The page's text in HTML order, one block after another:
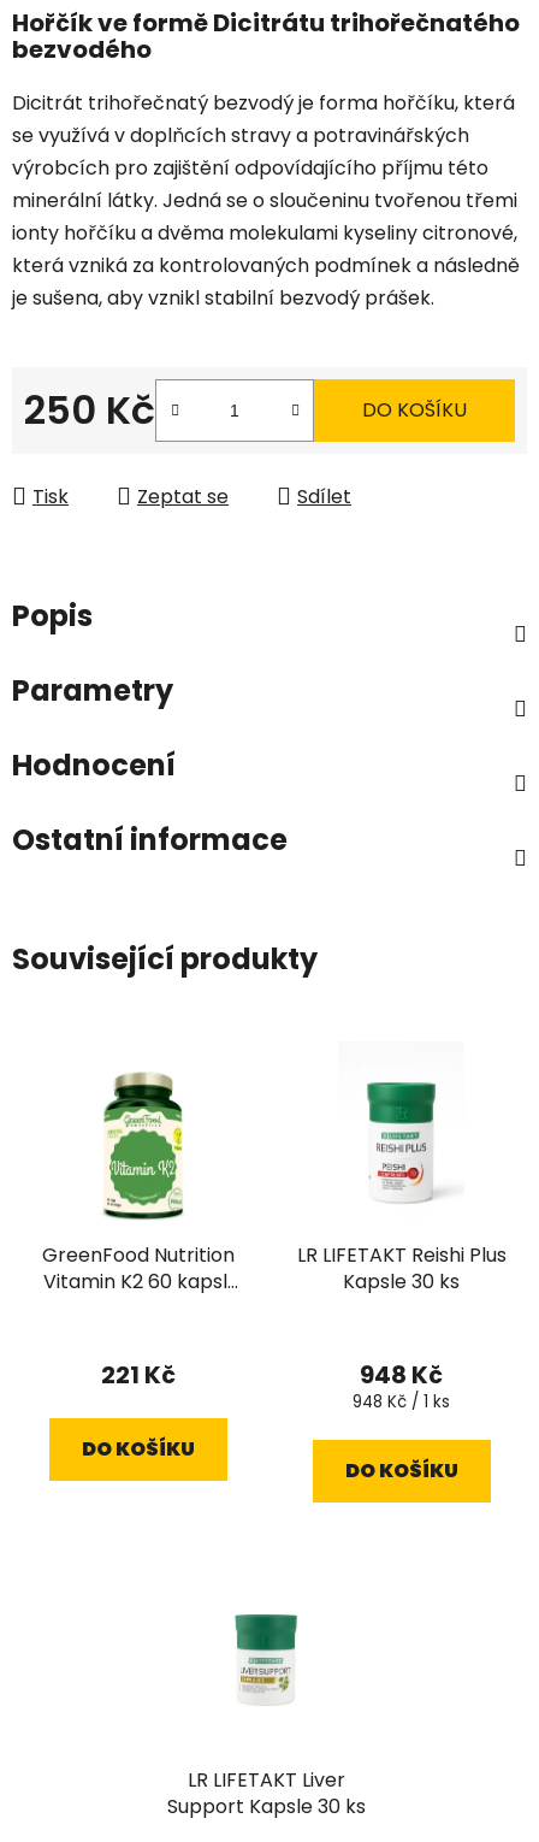
Hořčík ve formě Dicitrátu trihořečnatého
bezvodého
Dicitrát trihořečnatý bezvodý je forma hořčíku, která
se využívá v doplňcích stravy a potravinářských
výrobcích pro zajištění odpovídajícího příjmu této
minerální látky. Jedná se o sloučeninu tvořenou třemi
ionty hořčíku a dvěma molekulami kyseliny citronové,
která vzniká za kontrolovaných podmínek a následně
je sušena, aby vznikl stabilní bezvodý prášek.
250 Kč DO KOŠÍKU
Tisk Zeptat se Sdílet
Popis
Parametry
Hodnocení
Ostatní informace
Související produkty
GreenFood Nutrition
Vitamin K2 60 kapslí
221 Kč
DO KOŠÍKU
LR LIFETAKT Reishi Plus
Kapsle 30 ks
948 Kč
Měrná
948 Kč / 1 ks
DO KOŠÍKU
LR LIFETAKT Liver
Support Kapsle 30 ks